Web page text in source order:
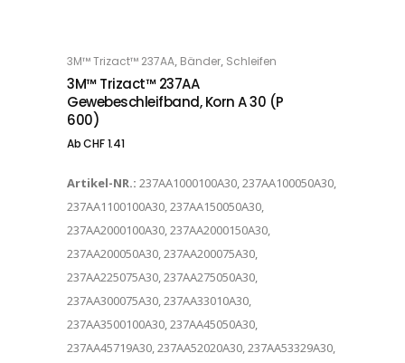
OPTIONS
3M™ Trizact™ 237AA, Bänder, Schleifen
3M™ Trizact™ 237AA
Gewebeschleifband, Korn A 30 (P
600)
AbCHF1.41
Artikel-NR.: 237AA1000100A30, 237AA100050A30,
237AA1100100A30, 237AA150050A30,
237AA2000100A30, 237AA2000150A30,
237AA200050A30, 237AA200075A30,
237AA225075A30, 237AA275050A30,
237AA300075A30, 237AA33010A30,
237AA3500100A30, 237AA45050A30,
237AA45719A30, 237AA52020A30, 237AA53329A30,